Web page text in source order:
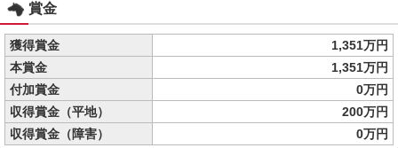
賞金
獲得賞金
1,351万円
本賞金
1,351万円
付加賞金
0万円
収得賞金（平地）
200万円
収得賞金（障害）
0万円